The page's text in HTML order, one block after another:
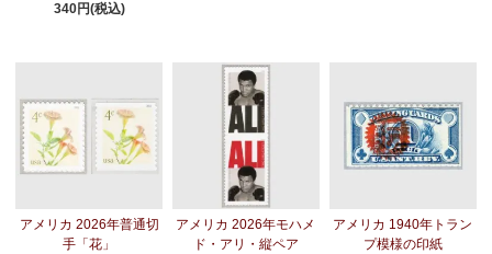
340円(税込)
アメリカ 2026年普通切
手「花」
アメリカ 2026年モハメ
ド・アリ・縦ペア
アメリカ 1940年トラン
プ模様の印紙